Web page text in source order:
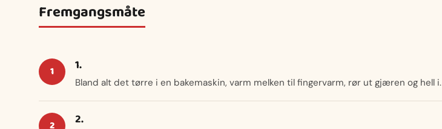
Fremgangsmåte
1.
Bland alt det tørre i en bakemaskin, varm melken til fingervarm, rør ut gjæren og hell i.
2.